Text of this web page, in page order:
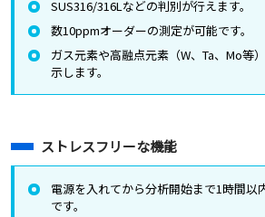
SUS316/316Lなどの判別が行えます。
数10ppmオーダーの測定が可能です。
ガス元素や高融点元素（W、Ta、Mo等
示します。
ストレスフリーな機能
電源を入れてから分析開始まで1時間以
です。